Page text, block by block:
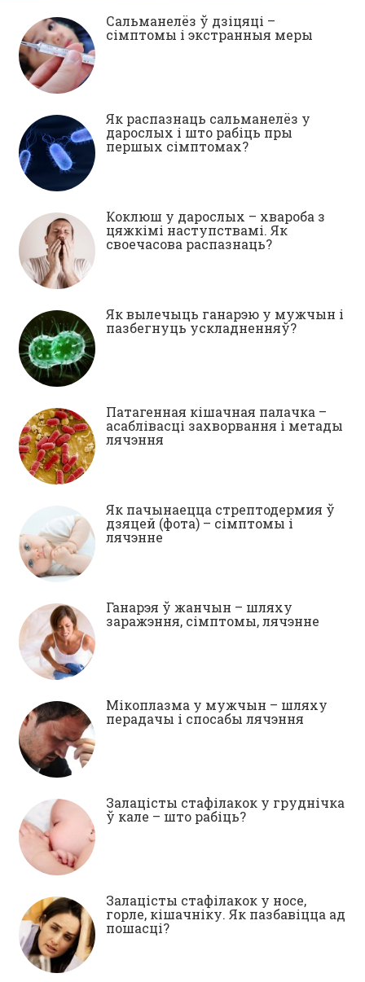
Сальманелёз ў дзіцяці –
сімптомы і экстранныя меры
Як распазнаць сальманелёз у
дарослых і што рабіць пры
першых сімптомах?
Коклюш у дарослых – хвароба з
цяжкімі наступствамі. Як
своечасова распазнаць?
Як вылечыць ганарэю у мужчын і
пазбегнуць ускладненняў?
Патагенная кішачная палачка –
асаблівасці захворвання і метады
лячэння
Як пачынаецца стрептодермия ў
дзяцей (фота) – сімптомы і
лячэнне
Ганарэя ў жанчын – шляху
заражэння, сімптомы, лячэнне
Мікоплазма у мужчын – шляху
перадачы і спосабы лячэння
Залацісты стафілакок у груднічка
ў кале – што рабіць?
Залацісты стафілакок у носе,
горле, кішачніку. Як пазбавіцца ад
пошасці?